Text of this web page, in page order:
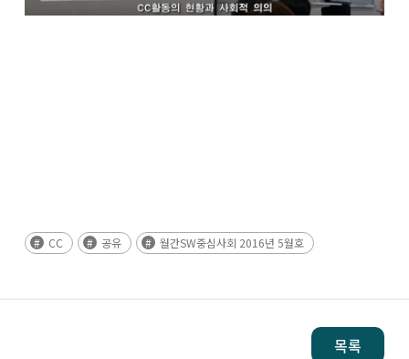
CC 공유 월간SW중심사회 2016년 5월호
목록